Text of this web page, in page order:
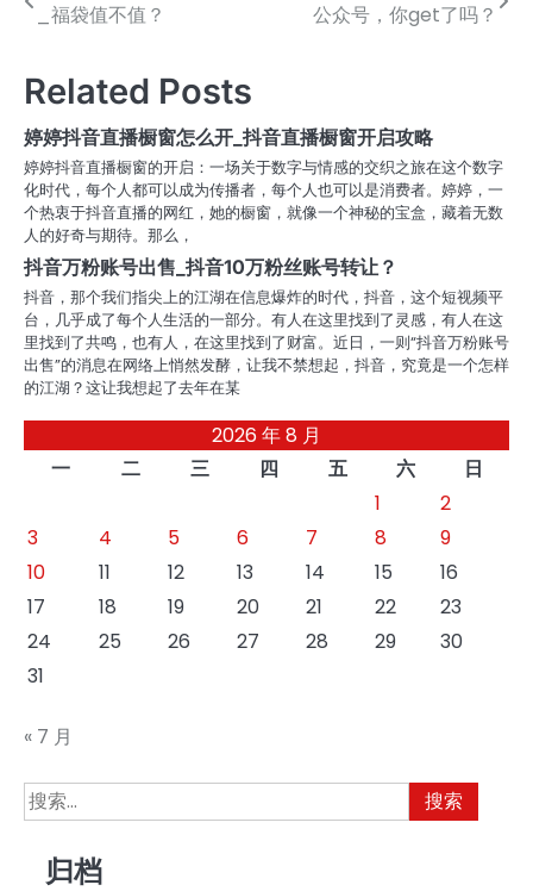
章
导
航
_福袋值不值？ 公众号，你get了吗？
Related Posts
婷婷抖音直播橱窗怎么开_抖音直播橱窗开启攻略
婷婷抖音直播橱窗的开启：一场关于数字与情感的交织之旅在这个数字
化时代，每个人都可以成为传播者，每个人也可以是消费者。婷婷，一
个热衷于抖音直播的网红，她的橱窗，就像一个神秘的宝盒，藏着无数
人的好奇与期待。那么，
抖音万粉账号出售_抖音10万粉丝账号转让？
抖音，那个我们指尖上的江湖在信息爆炸的时代，抖音，这个短视频平
台，几乎成了每个人生活的一部分。有人在这里找到了灵感，有人在这
里找到了共鸣，也有人，在这里找到了财富。近日，一则“抖音万粉账号
出售”的消息在网络上悄然发酵，让我不禁想起，抖音，究竟是一个怎样
的江湖？这让我想起了去年在某
2026 年 8 月
一
二 三 四 五 六
日
1
2
3
4 5 6 7 8
9
10
11 12 13 14 15
16
17
18 19 20 21 22
23
24
25 26 27 28 29
30
31
« 7 月
搜
索：
归档